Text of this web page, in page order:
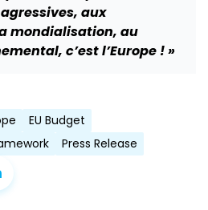
aux
mondialisation, au
c’est l’Europe ! »
EU Budget
Press Release